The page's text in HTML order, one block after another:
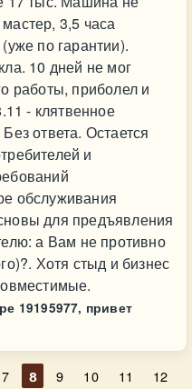
3,5 часа
по гарантии).
10 дней не мог
работы, приболел и
- клятвенное
ответа. Остается
и
обслуживания
для предъявления
а Вам не противно
Хотя стыд и бизнес
19195977, привет
7 8 9 10 11
12